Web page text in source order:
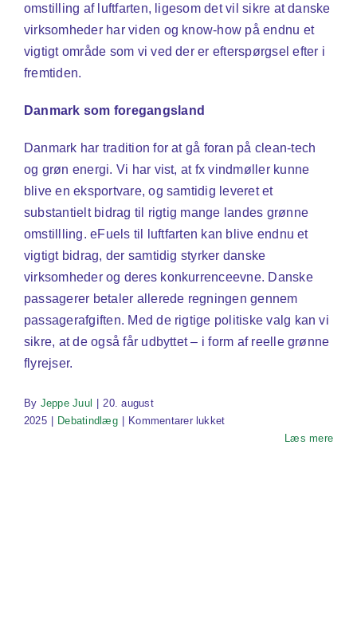
omstilling af luftfarten, ligesom det vil sikre at danske
virksomheder har viden og know-how på endnu et
vigtigt område som vi ved der er efterspørgsel efter i
fremtiden.
Danmark som foregangsland
Danmark har tradition for at gå foran på clean-tech
og grøn energi. Vi har vist, at fx vindmøller kunne
blive en eksportvare, og samtidig leveret et
substantielt bidrag til rigtig mange landes grønne
omstillling. eFuels til luftfarten kan blive endnu et
vigtigt bidrag, der samtidig styrker danske
virksomheder og deres konkurrenceevne. Danske
passagerer betaler allerede regningen gennem
passagerafgiften. Med de rigtige politiske valg kan vi
sikre, at de også får udbyttet – i form af reelle grønne
flyrejser.
By Jeppe Juul | 20. august
2025 | Debatindlæg | Kommentarer lukkettil
Læs mere